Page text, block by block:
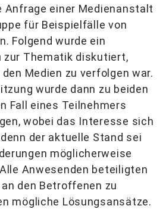
Anfrage einer Medienanstalt
für Beispielfälle von
Folgend wurde ein
zur Thematik diskutiert,
Medien zu verfolgen war.
wurde dann zu beiden
Fall eines Teilnehmers
wobei das Interesse sich
der aktuelle Stand sei
möglicherweise
Anwesenden beteiligten
den Betroffenen zu
mögliche Lösungsansätze.